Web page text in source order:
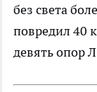
без света
повредил 40
девять опор